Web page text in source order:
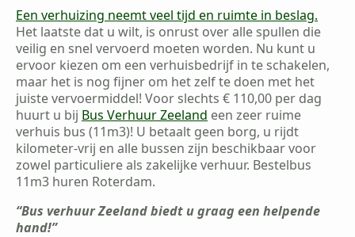
Een verhuizing neemt veel tijd en ruimte in beslag.
Het laatste dat u wilt, is onrust over alle spullen die
veilig en snel vervoerd moeten worden. Nu kunt u
ervoor kiezen om een verhuisbedrijf in te schakelen,
maar het is nog fijner om het zelf te doen met het
juiste vervoermiddel! Voor slechts € 110,00 per dag
huurt u bij Bus Verhuur Zeeland een zeer ruime
verhuis bus (11m3)! U betaalt geen borg, u rijdt
kilometer-vrij en alle bussen zijn beschikbaar voor
zowel particuliere als zakelijke verhuur. Bestelbus
11m3 huren Roterdam.
“Bus verhuur Zeeland biedt u graag een helpende
hand!”